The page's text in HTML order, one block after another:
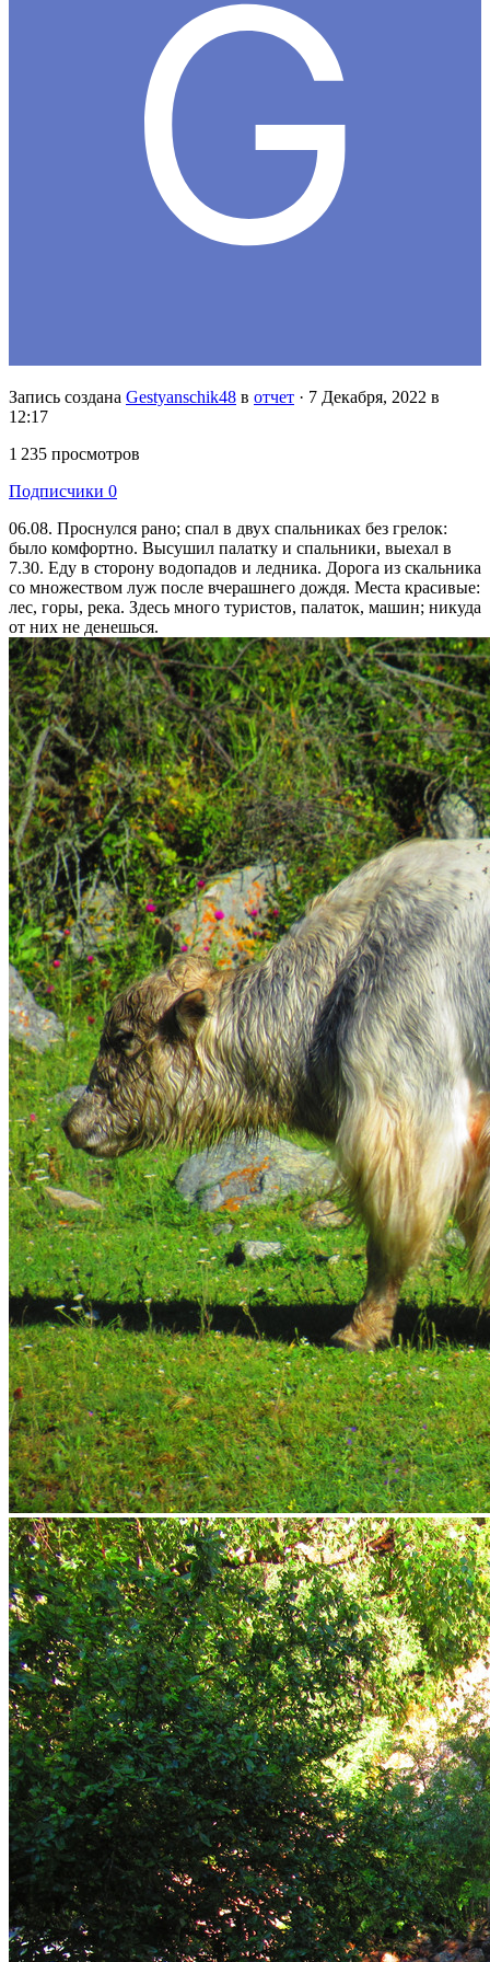
Запись создана Gestyanschik48 в отчет · 7 Декабря, 2022 в
12:17
1 235 просмотров
Подписчики 0
06.08. Проснулся рано; спал в двух спальниках без грелок:
было комфортно. Высушил палатку и спальники, выехал в
7.30. Еду в сторону водопадов и ледника. Дорога из скальника
со множеством луж после вчерашнего дождя. Места красивые:
лес, горы, река. Здесь много туристов, палаток, машин; никуда
от них не денешься.